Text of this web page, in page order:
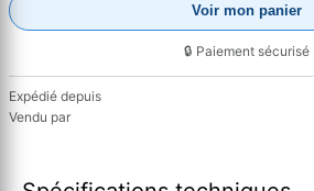
Voir mon panier
🔒 Paiement sécurisé
Expédié depuis
Vendu par